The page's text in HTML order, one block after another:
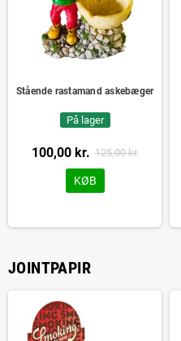
Stående rastamand askebæger
På lager
100,00 kr. 125,00 kr.
KØB
JOINTPAPIR